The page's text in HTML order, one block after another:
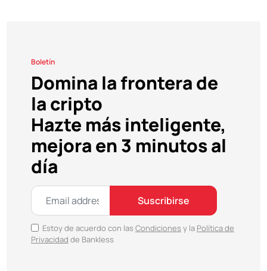
Boletín
Domina la frontera de
la cripto
Hazte más inteligente,
mejora en 3 minutos al
día
Suscribirse
Estoy de acuerdo con las Condiciones y la Política de
Privacidad de Bankless